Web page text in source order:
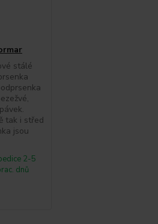
stálé
tak i střed
jsou
2-5
dnů